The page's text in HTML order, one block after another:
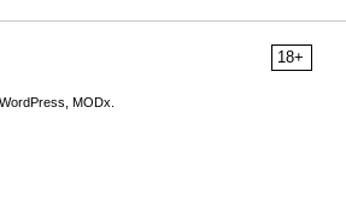
18+
WordPress, MODx.